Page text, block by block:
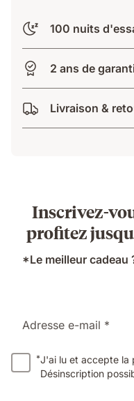
100 nuits
2 ans de
Livraison &
Inscrivez-
profitez
*Le meilleur cadeau
Adresse e-mail *
*J'ai lu et accepte la
Désinscription